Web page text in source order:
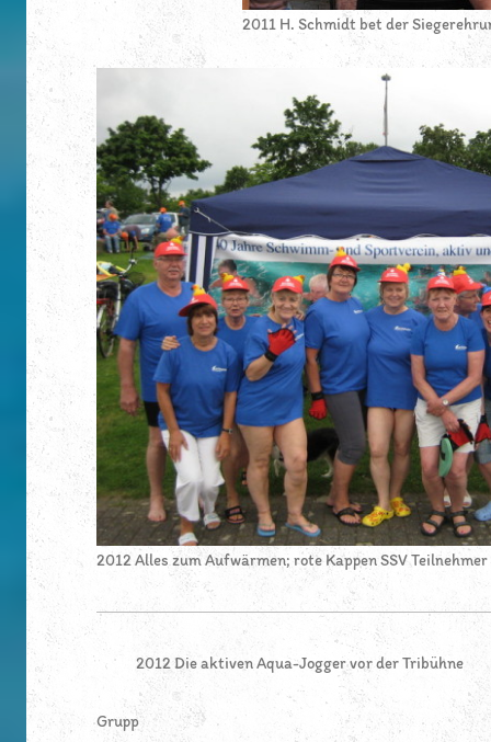
2011 H. Schmidt bet der
2012 Alles zum Aufwärmen; rote Kappen SSV Teilnehmer
2012 Die aktiven Aqua-Jogger vor der Tribühne
Grupp